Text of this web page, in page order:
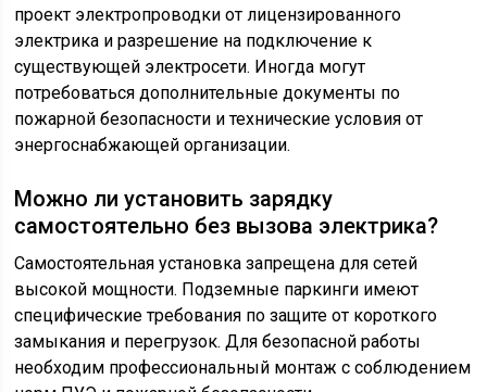
проект электропроводки от лицензированного
электрика и разрешение на подключение к
существующей электросети. Иногда могут
потребоваться дополнительные документы по
пожарной безопасности и технические условия от
энергоснабжающей организации.
Можно ли установить зарядку
самостоятельно без вызова электрика?
Самостоятельная установка запрещена для сетей
высокой мощности. Подземные паркинги имеют
специфические требования по защите от короткого
замыкания и перегрузок. Для безопасной работы
необходим профессиональный монтаж с соблюдением